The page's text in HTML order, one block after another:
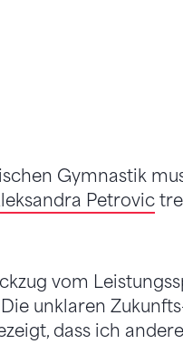
Gymnastik
Petrovic
vom
unklaren
dass ich